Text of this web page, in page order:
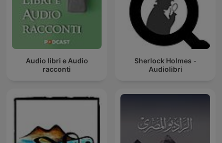
Audio libri e Audio
racconti
Sherlock Holmes -
Audiolibri